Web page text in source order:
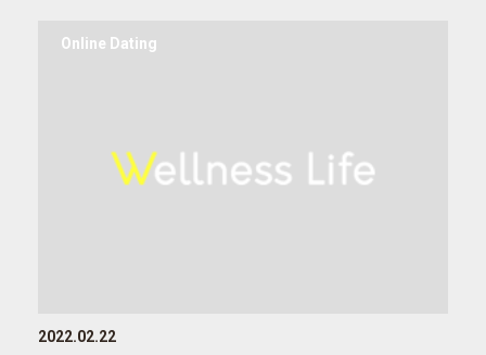
Online Dating
2022.02.22